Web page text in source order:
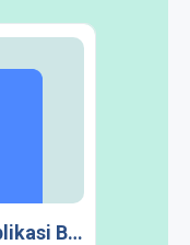
SB-ISO-006 Pemrograman Aplikasi Bergerak